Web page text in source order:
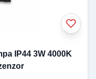
IP44 3W 4000K